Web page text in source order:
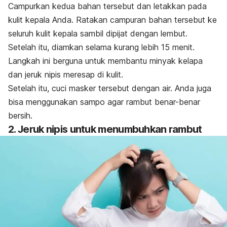
Campurkan kedua bahan tersebut dan letakkan pada
kulit kepala Anda. Ratakan campuran bahan tersebut ke
seluruh kulit kepala sambil dipijat dengan lembut.
Setelah itu, diamkan selama kurang lebih 15 menit.
Langkah ini berguna untuk membantu minyak kelapa
dan jeruk nipis meresap di kulit.
Setelah itu, cuci masker tersebut dengan air. Anda juga
bisa menggunakan sampo agar rambut benar-benar
bersih.
2. Jeruk nipis untuk menumbuhkan rambut